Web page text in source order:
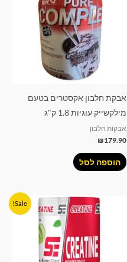
אבקת חלבון אקסטרים בטעם
מילקשייק עוגיות 1.8 ק"ג
אבקות חלבון
₪179.90
הוספה לסל
Sale!
המחיר
המקורי
היה:
המחיר
הנוכחי
הוא:
₪89.90.